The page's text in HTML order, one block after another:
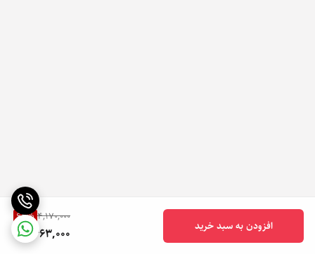
4,170,000
64%
1,463,000 افزودن به سبد خرید